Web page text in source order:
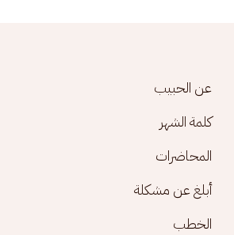
Footer menu
عن الحبيب
كلمة الشهر
المحاضرات
أبلغ عن مشكلة
الخطب